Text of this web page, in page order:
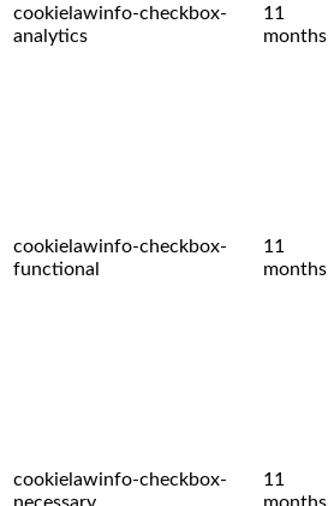
cookielawinfo-checkbox-
analytics
11
months
cookielawinfo-checkbox-
functional
11
months
cookielawinfo-checkbox-
necessary
11
months